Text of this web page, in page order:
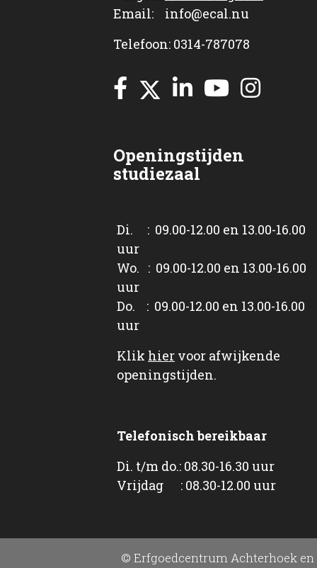
Email: info@ecal.nu
Telefoon: 0314-787078
Openingstijden
studiezaal
Di. : 09.00-12.00 en 13.00-16.00
uur
Wo. : 09.00-12.00 en 13.00-16.00
uur
Do. : 09.00-12.00 en 13.00-16.00
uur
Klik hier voor afwijkende
openingstijden.
Telefonisch bereikbaar
Di. t/m do.: 08.30-16.30 uur
Vrijdag : 08.30-12.00 uur
© Erfgoedcentrum Achterhoek en